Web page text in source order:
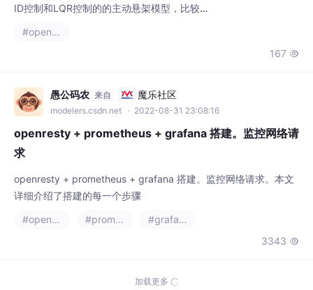
ID控制和LQR控制的的主动悬架模型，比较两
标，输入为B级随机路面，输出为车身垂向加
4）车辆模型：r360.四自由度（1/2）车辆模
型：r550.内容包括模型所有源文件，说明文
顺性一直是重要的
#openresty
167 
愚公码农 来自 魔乐社区
modelers.csdn.net · 2022-08-31 23:08:16
openresty + prometheus + grafana 搭建。监控网络请
求
openresty + prometheus + grafana 搭建。监控网络请求。本文
详细介绍了搭建的每一个步骤
#openresty
#prometheus
#grafana
3343 
加载失败，点击重新加载！